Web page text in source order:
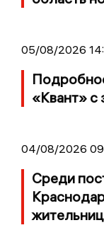
05/08/2026
«Квант»
04/08/2026
Среди